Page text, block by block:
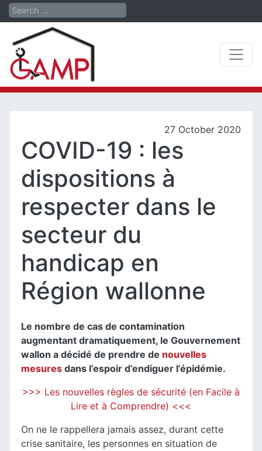
Search
27 October 2020
COVID-19 : les
dispositions à
respecter dans le
secteur du
handicap en
Région wallonne
Le nombre de cas de contamination
augmentant dramatiquement, le Gouvernement
wallon a décidé de prendre de nouvelles
mesures dans l’espoir d’endiguer l’épidémie.
>>> Les nouvelles règles de sécurité (en Facile à
Lire et à Comprendre) <<<
On ne le rappellera jamais assez, durant cette
crise sanitaire, les personnes en situation de